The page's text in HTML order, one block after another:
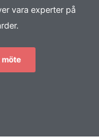
vara experter på